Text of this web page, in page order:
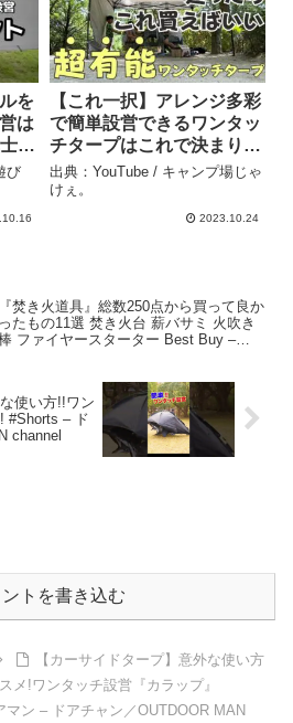
を
は
の
び
【これ一択】アレンジ多彩
で簡単設営できるワンタッ
チタープはこれで決まり！
【ファミリーキャンプ初心
者】 – キャンプ場じゃけ
出典：YouTube / キャンプ場じゃ
けぇ。
2023.10.24
『焚き火道具』総数250点から買って良か
ったもの11選 焚き火台 薪バサミ 火吹き
ファイヤースターター Best Buy –
使い方!!ワン
#Shorts – ド
channel
ントを書き込む
【カーサイドタープ】意外な使い方
メ!ワンタッチ設営『カラップ』
ン – ドアチャン／OUTDOOR MAN